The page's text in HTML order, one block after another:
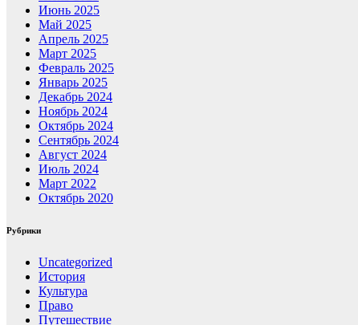
Июнь 2025
Май 2025
Апрель 2025
Март 2025
Февраль 2025
Январь 2025
Декабрь 2024
Ноябрь 2024
Октябрь 2024
Сентябрь 2024
Август 2024
Июль 2024
Март 2022
Октябрь 2020
Рубрики
Uncategorized
История
Культура
Право
Путешествие